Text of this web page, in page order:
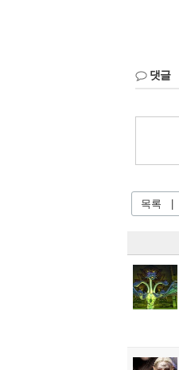
댓글
목록